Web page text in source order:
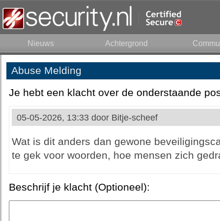
Nieuws Achtergrond
Abuse Melding
Je hebt een klacht over de onderstaande
05-05-2026, 13:33 door Bitje-scheef
Wat is dit anders dan gewone
te gek voor woorden, hoe mensen zich
Beschrijf je klacht (Optioneel):